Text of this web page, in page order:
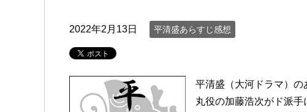
2022年2月13日 平清盛あらすじ感想
平清盛（大河ドラマ）
丸役の加藤浩次がド派